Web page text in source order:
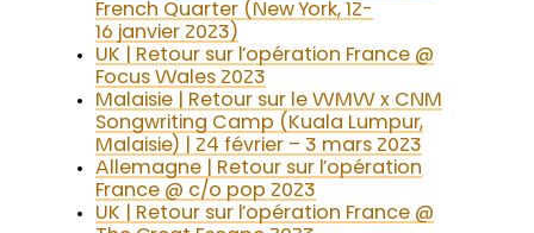
French Quarter (New York, 12-
16 janvier 2023)
UK | Retour sur l’opération France @
Focus Wales 2023
Malaisie | Retour sur le WMW x CNM
Songwriting Camp (Kuala Lumpur,
Malaisie) | 24 février – 3 mars 2023
Allemagne | Retour sur l’opération
France @ c/o pop 2023
UK | Retour sur l’opération France @